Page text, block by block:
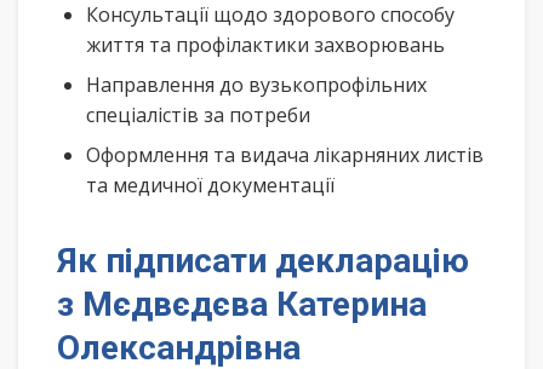
Консультації щодо здорового способу
життя та профілактики захворювань
Направлення до вузькопрофільних
спеціалістів за потреби
Оформлення та видача лікарняних листів
та медичної документації
Як підписати декларацію
з Мєдвєдєва Катерина
Олександрівна